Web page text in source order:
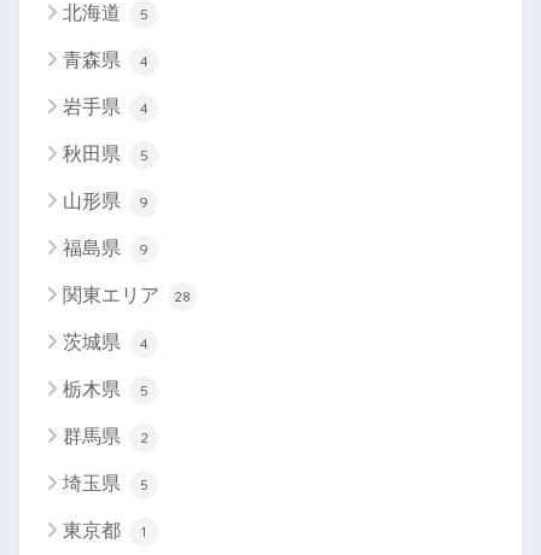
北海道 5
青森県 4
岩手県 4
秋田県 5
山形県 9
福島県 9
関東エリア 28
茨城県 4
栃木県 5
群馬県 2
埼玉県 5
東京都 1